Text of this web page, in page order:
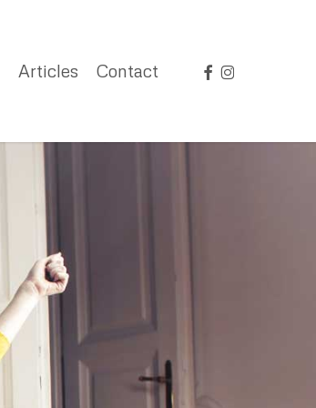
Articles Contact facebook
instagram